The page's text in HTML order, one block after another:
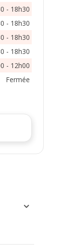
- 18h30
- 18h30
- 18h30
- 18h30
- 12h00
Fermée